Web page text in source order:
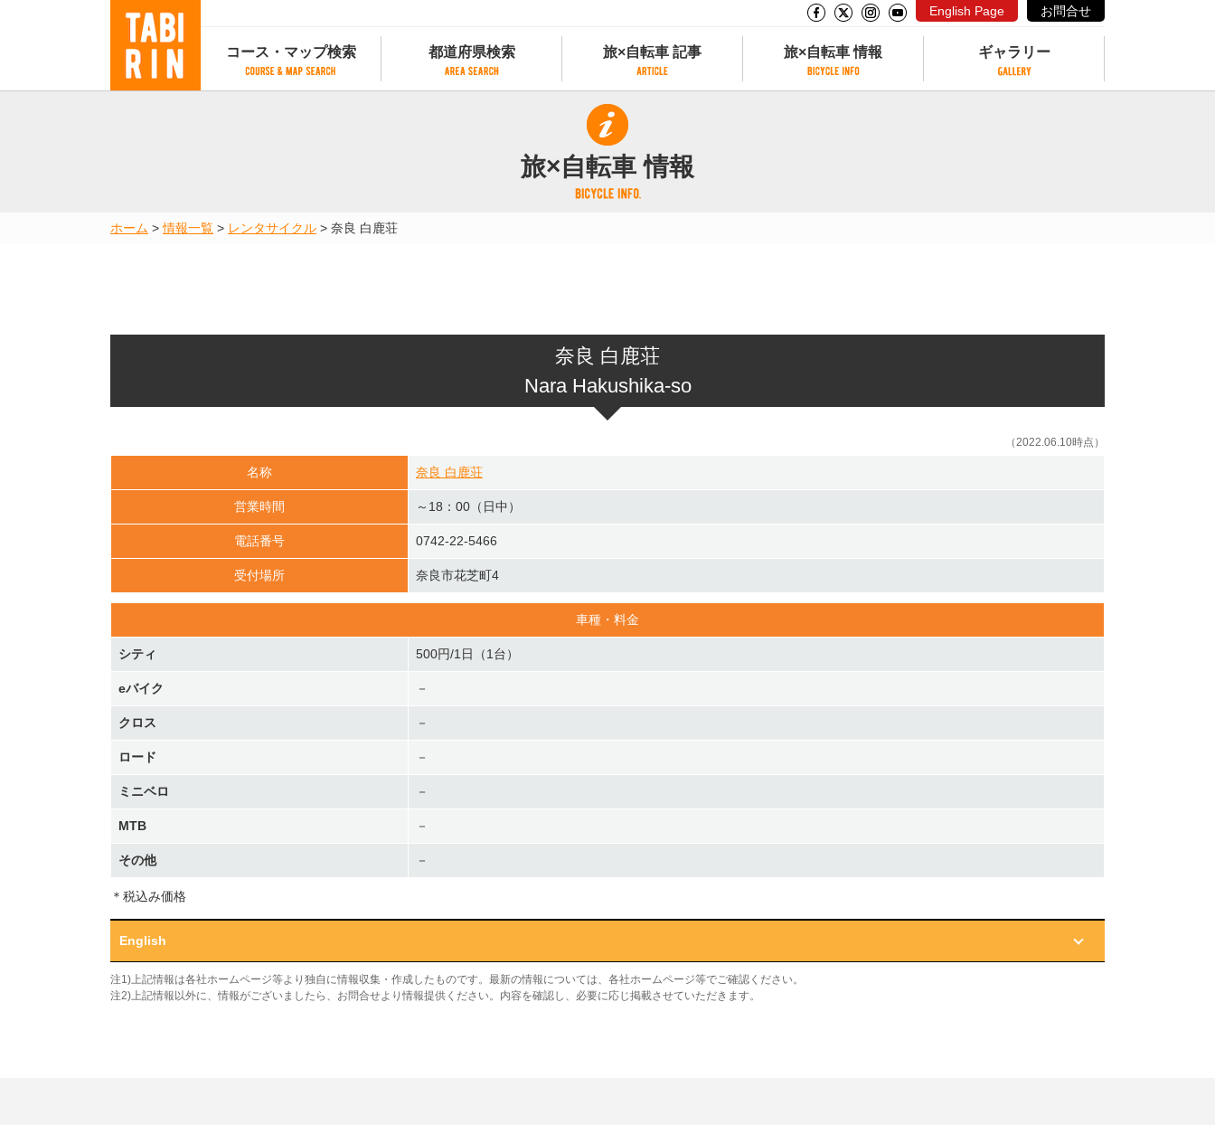
English Page お問合せ
コース・マップ検索
地図から検索
都道府県検索
都道府県別サイクリング情報
都道府県アクセスランキング
旅×自転車 記事
旅×自転車 記事
記事一覧
カテゴリから探す
旅×自転車 情報
サイクリストにやさしい宿
サイクルトレイン
タンデム自転車があるレンタサイクル
ギャラリー
旅×自転車 情報
ホーム >情報一覧 > レンタサイクル > 奈良 白鹿荘
奈良 白鹿荘
Nara Hakushika-so
（2022.06.10時点）
名称 奈良 白鹿荘
営業時間 ～18：00（日中）
電話番号 0742-22-5466
受付場所 奈良市花芝町4
車種・料金
シティ 500円/1日（1台）
eバイク －
クロス －
ロード －
ミニベロ －
MTB －
その他 －
＊税込み価格
English
注1)上記情報は各社ホームページ等より独自に情報収集・作成したものです。最新の情報については、各社ホームページ等でご確認ください。
注2)上記情報以外に、情報がございましたら、お問合せより情報提供ください。内容を確認し、必要に応じ掲載させていただきます。